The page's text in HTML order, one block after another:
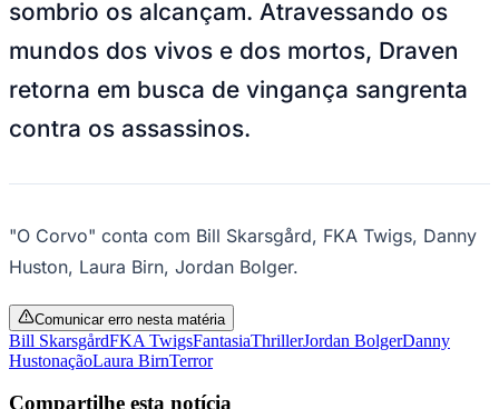
Fortaleza
Resultados das Loterias
Esportes ao Vivo
Trânsito em Tempo Real
Clima e Previsão do Tempo
Vagas de Emprego
Portal Pet
Publicidade Anuncie Aqui
Estreias Seguir 1min de leitura
Redação Jornal de Barueri
18 de agosto de 2024 às 11:00
As almas gêmeas Eric Draven e Shelly